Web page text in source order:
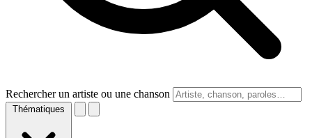
Rechercher un artiste ou une chanson
Thématiques